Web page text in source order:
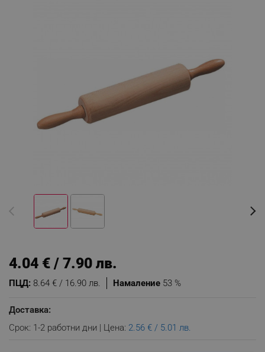
Намаление 53 %
ПЦД: 8.64 € / 16.90 лв.
4.04 € / 7.90 лв.
Доставка:
Срок: 1-2 работни дни | Цена: 2.56 € / 5.01 лв.